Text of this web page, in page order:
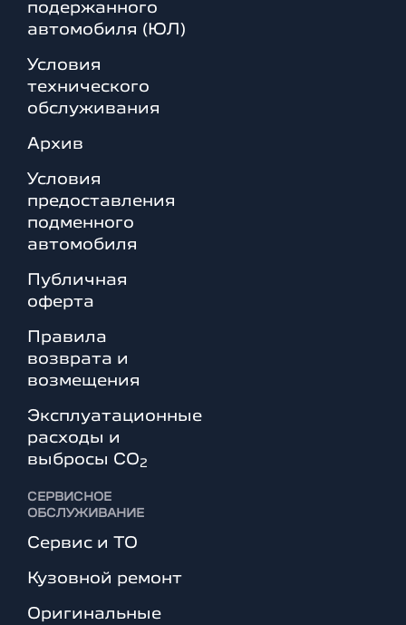
подержанного
автомобиля (ЮЛ)
Условия
технического
обслуживания
Архив
Условия
предоставления
подменного
автомобиля
Публичная
оферта
Правила
возврата и
возмещения
Эксплуатационные
расходы и
выбросы СО2
СЕРВИСНОЕ
ОБСЛУЖИВАНИЕ
Сервис и ТО
Кузовной ремонт
Оригинальные